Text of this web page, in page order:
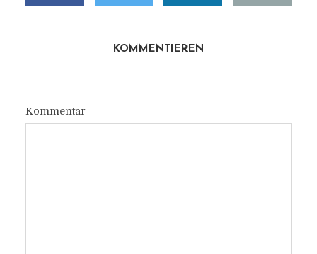
KOMMENTIEREN
Kommentar